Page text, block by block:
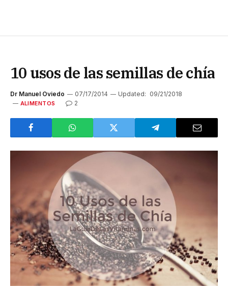
10 usos de las semillas de chía
Dr Manuel Oviedo 07/17/2014 Updated: 09/21/2018
ALIMENTOS 2